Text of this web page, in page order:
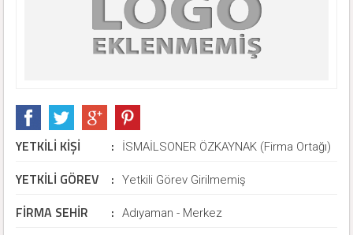
YETKİLİ KİŞİ : İSMAİLSONER ÖZKAYNAK (Firma Ortağı)
YETKİLİ GÖREV : Yetkili Görev Girilmemiş
FİRMA SEHİR : Adıyaman - Merkez